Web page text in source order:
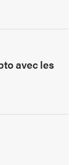
avec les